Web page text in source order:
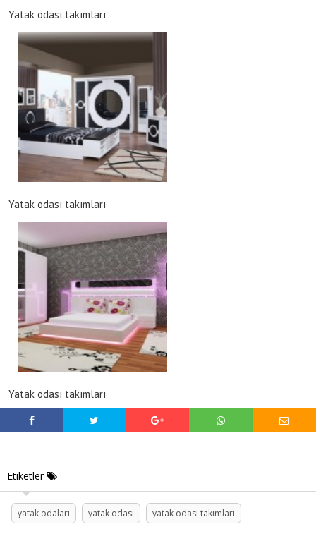
Yatak odası takımları
Yatak odası takımları
Yatak odası takımları
Etiketler
yatak odaları yatak odası yatak odası takımları